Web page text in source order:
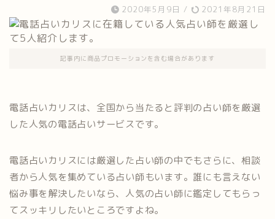
2020年5月9日 / 2021年8月21日
記事内に商品プロモーションを含む場合があります
電話占いカリスは、全国から当たると評判の占い師を厳選
した人気の電話占いサービスです。
電話占いカリスには厳選した占い師の中でもさらに、相談
者から人気を集めている占い師もいます。誰にも言えない
悩み事を解決したいなら、人気の占い師に鑑定してもらっ
てスッキリしたいところですよね。